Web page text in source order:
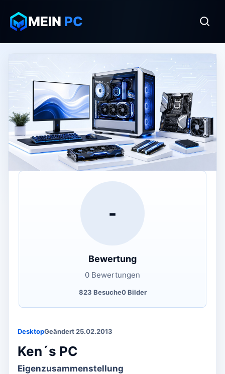
MEIN PC
DesktopGeändert 25.02.2013
Ken´s PC
Eigenzusammenstellung
-
Bewertung
0 Bewertungen
823 Besuche0 Bilder